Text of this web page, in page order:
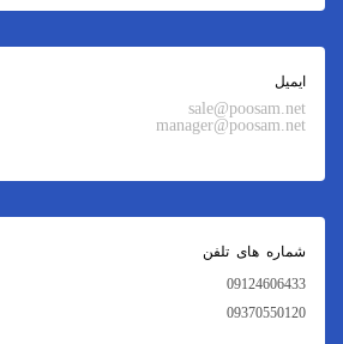
ایمیل
sale@poosam.net
manager@poosam.net
شماره های تلفن
09124606433
09370550120